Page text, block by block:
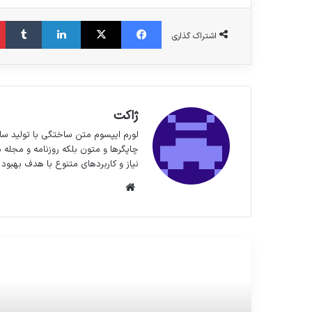
اشتراک گذاری
فیس بوک X لینکدین
ژاکت
لورم ایپسوم متن ساختگی با تولید
چاپگرها و متون بلکه روزنامه و
نیاز و کاربردهای متنوع با هدف